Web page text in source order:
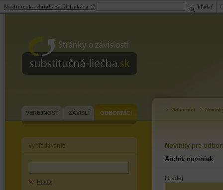
substitučná-liečba.sk
VEREJNOSŤ ZÁVISLÍ ODBORNÍCI
Hľadaj
Odborníci
Novinky pre
Archív noviniek
Hľadaj
Medicínska databáza U Lekára hľadať